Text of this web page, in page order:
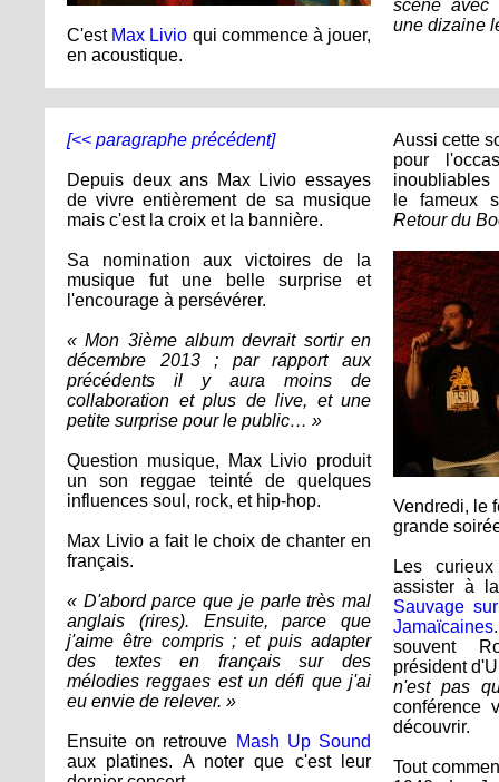
C'est Max Livio qui commence à jouer,
en acoustique.
scène avec
une dizaine
[<< paragraphe précédent]
Depuis deux ans Max Livio essayes
de vivre entièrement de sa musique
mais c'est la croix et la bannière.
Sa nomination aux victoires de la
musique fut une belle surprise et
l'encourage à persévérer.
« Mon 3ième album devrait sortir en
décembre 2013 ; par rapport aux
précédents il y aura moins de
collaboration et plus de live, et une
petite surprise pour le public… »
Question musique, Max Livio produit
un son reggae teinté de quelques
influences soul, rock, et hip-hop.
Max Livio a fait le choix de chanter en
français.
« D'abord parce que je parle très mal
anglais (rires). Ensuite, parce que
j'aime être compris ; et puis adapter
des textes en français sur des
mélodies reggaes est un défi que j'ai
eu envie de relever. »
Ensuite on retrouve Mash Up Sound
aux platines. A noter que c'est leur
Aussi cette
pour
inoubliables
le fameux
Retour du
Vendredi, le
grande
Les
assister à
Sauvage
Jamaïcaines
souvent
président
n'est pas
conférence
découvrir.
Tout